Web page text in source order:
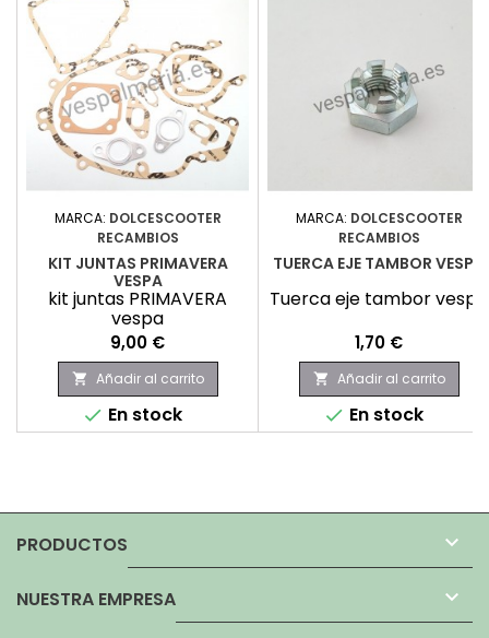
MARCA: DOLCESCOOTER
RECAMBIOS
KIT JUNTAS PRIMAVERA
VESPA
kit juntas PRIMAVERA
vespa
Precio
9,00 €
 Añadir al carrito
 En stock
MARCA: DOLCESCOOTER
RECAMBIOS
TUERCA EJE TAMBOR VESPA
Tuerca eje tambor vespa
Precio
1,70 €
 Añadir al carrito
 En stock
PRODUCTOS 
NUESTRA EMPRESA 